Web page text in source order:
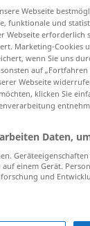
Versicherer
Webseite
funktionale und
Webseite
Marketing-Cookies
wenn Sie uns
auf
Webseite
klicken Sie
Daten,
einem Gerät.
und